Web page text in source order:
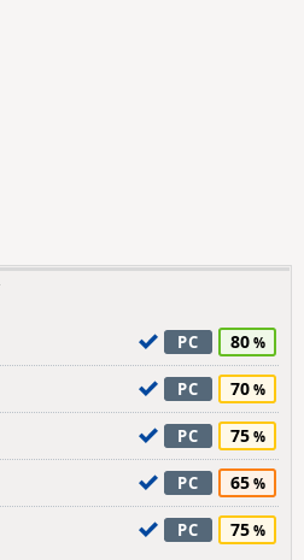
PC 80
PC 70
PC 75
PC 65
PC 75